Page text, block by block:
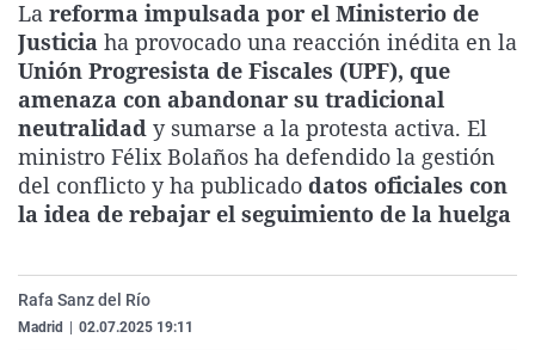
La rosa de los vientos
Gente viajera
Como el perro y el
Caso
Retornados
Equipo de
Operación Viuda
Extremadura
Galicia
La Rioja
Navarra
País Vasco
Virales
Televisión
Elecciones
La reforma impulsada por el Ministerio de
Justicia ha provocado una reacción inédita en la
Unión Progresista de Fiscales (UPF), que
amenaza con abandonar su tradicional
neutralidad y sumarse a la protesta activa. El
ministro Félix Bolaños ha defendido la gestión
del conflicto y ha publicado datos oficiales con
la idea de rebajar el seguimiento de la huelga
Rafa Sanz del Río
Madrid 02.07.2025 19:11